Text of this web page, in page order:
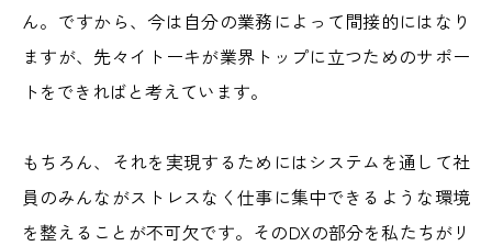
ん。ですから、今は自分の業務によって間接的にはなり
ますが、先々イトーキが業界トップに立つためのサポー
トをできればと考えています。
もちろん、それを実現するためにはシステムを通して社
員のみんながストレスなく仕事に集中できるような環境
を整えることが不可欠です。そのDXの部分を私たちがリ